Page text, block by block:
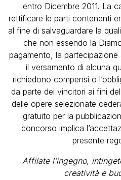
entro Dicembre 2011. La
rettificare le parti contenenti
al fine di salvaguardare la
che non essendo la
pagamento, la
il versamento di alcuna
richiedono compensi o
da parte dei vincitori ai fini
delle opere selezionate
gratuito per la
concorso implica
presente
Affilate l’ingegno,
creatività e